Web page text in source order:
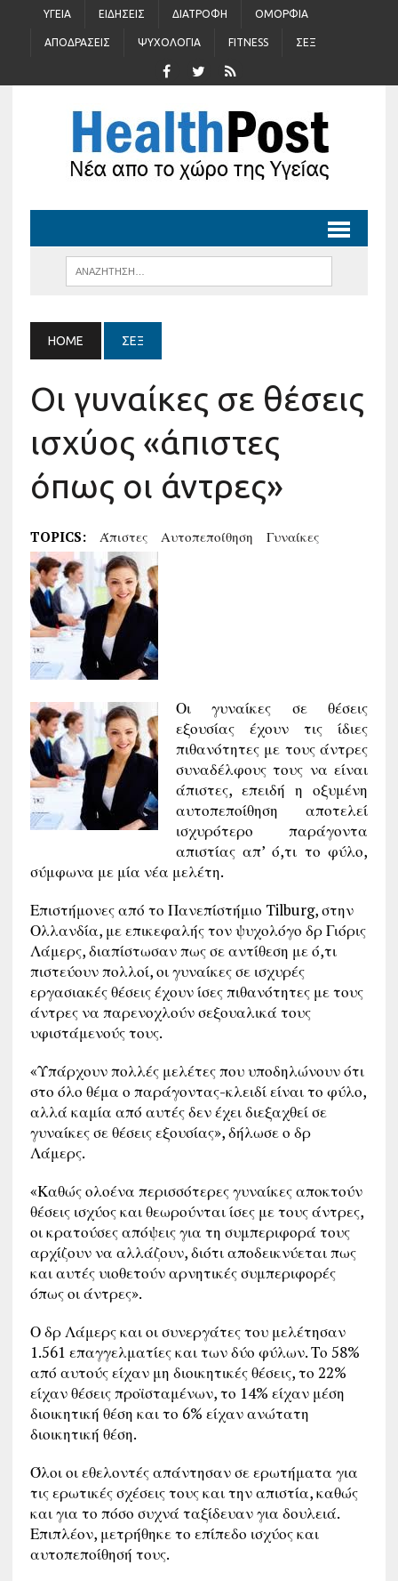
ΥΓΕΊΑ ΕΙΔΉΣΕΙΣ ΔΙΑΤΡΟΦΉ ΟΜΟΡΦΙΆ
ΑΠΟΔΡΆΣΕΙΣ ΨΥΧΟΛΟΓΊΑ FITNESS ΣΈΞ
HOME ΣΈΞ
Οι γυναίκες σε θέσεις
ισχύος «άπιστες
όπως οι άντρες»
TOPICS: Άπιστες Αυτοπεποίθηση Γυναίκες
Οι γυναίκες σε θέσεις
εξουσίας έχουν τις ίδιες
πιθανότητες με τους άντρες
συναδέλφους τους να είναι
άπιστες, επειδή η οξυμένη
αυτοπεποίθηση αποτελεί
ισχυρότερο παράγοντα
απιστίας απ’ ό,τι το φύλο,
σύμφωνα με μία νέα μελέτη.
Επιστήμονες από το Πανεπίστήμιο Tilburg, στην
Ολλανδία, με επικεφαλής τον ψυχολόγο δρ Γιόρις
Λάμερς, διαπίστωσαν πως σε αντίθεση με ό,τι
πιστεύουν πολλοί, οι γυναίκες σε ισχυρές
εργασιακές θέσεις έχουν ίσες πιθανότητες με τους
άντρες να παρενοχλούν σεξουαλικά τους
υφιστάμενούς τους.
«Υπάρχουν πολλές μελέτες που υποδηλώνουν ότι
στο όλο θέμα ο παράγοντας-κλειδί είναι το φύλο,
αλλά καμία από αυτές δεν έχει διεξαχθεί σε
γυναίκες σε θέσεις εξουσίας», δήλωσε ο δρ
Λάμερς.
«Καθώς ολοένα περισσότερες γυναίκες αποκτούν
θέσεις ισχύος και θεωρούνται ίσες με τους άντρες,
οι κρατούσες απόψεις για τη συμπεριφορά τους
αρχίζουν να αλλάζουν, διότι αποδεικνύεται πως
και αυτές υιοθετούν αρνητικές συμπεριφορές
όπως οι άντρες».
Ο δρ Λάμερς και οι συνεργάτες του μελέτησαν
1.561 επαγγελματίες και των δύο φύλων. Το 58%
από αυτούς είχαν μη διοικητικές θέσεις, το 22%
είχαν θέσεις προϊσταμένων, το 14% είχαν μέση
διοικητική θέση και το 6% είχαν ανώτατη
διοικητική θέση.
Όλοι οι εθελοντές απάντησαν σε ερωτήματα για
τις ερωτικές σχέσεις τους και την απιστία, καθώς
και για το πόσο συχνά ταξίδευαν για δουλειά.
Επιπλέον, μετρήθηκε το επίπεδο ισχύος και
αυτοπεποίθησή τους.